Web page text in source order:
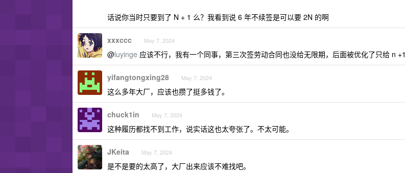
话说你当时只要到了 N + 1 么？我看到说 6 年不续签是可以要 2N 的啊
xxxccc May 7, 2024
@luyinge 应该不行，我有一个同事，第三次签劳动合同也没给无限期，后面被优化了只给 n +1
yifangtongxing28 May 7, 2024
这么多年大厂，应该也攒了挺多钱了。
chuck1in May 7, 2024
这种履历都找不到工作，说实话这也太夸张了。不太可能。
JKeita May 7, 2024
是不是要的太高了，大厂出来应该不难找吧。